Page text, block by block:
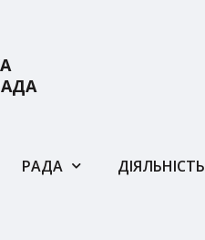
РАДА ДІЯЛЬНІСТЬ